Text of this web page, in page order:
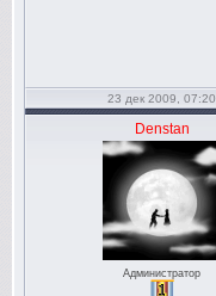
23 дек 2009, 07:20
Denstan
Администратор